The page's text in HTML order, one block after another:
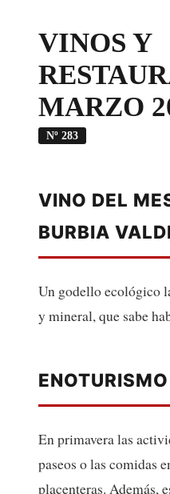
VINOS Y
MARZO
Nº 283
VINO DEL
BURBIA
Un godello ecológico
y mineral, que sabe
En primavera las
paseos o las comidas
placenteras. Además,